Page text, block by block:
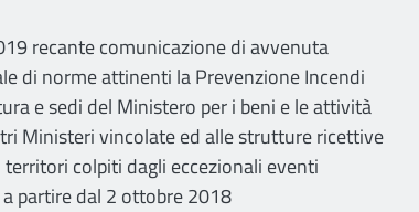
recante comunicazione di avvenuta
di norme attinenti la Prevenzione Incendi
e sedi del Ministero per i beni e le attività
Ministeri vincolate ed alle strutture ricettive
colpiti dagli eccezionali eventi
partire dal 2 ottobre 2018